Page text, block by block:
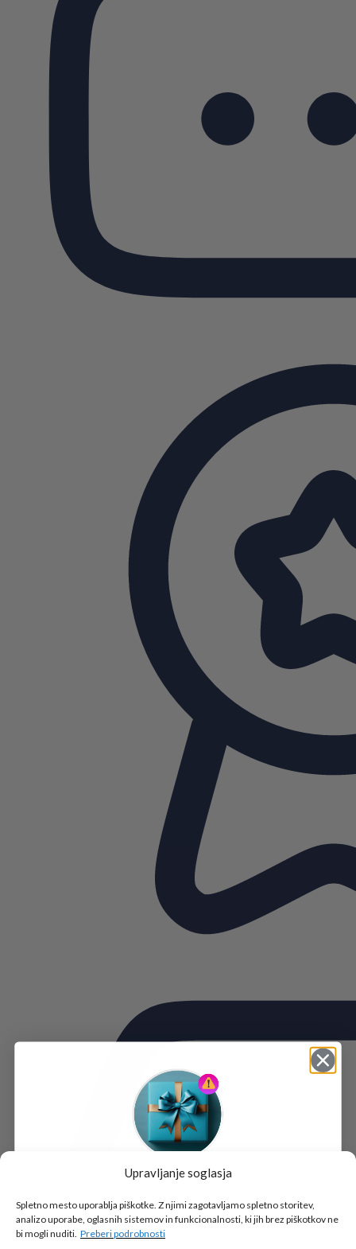
Upravljanje soglasja
Spletno mesto uporablja piškotke. Z njimi zagotavljamo spletno storitev,
analizo uporabe, oglasnih sistemov in funkcionalnosti, ki jih brez piškotkov ne
bi mogli nuditi. Preberi podrobnosti
Tukaj je!
🎁 DARILO
Vpiši podatke za prejem darila